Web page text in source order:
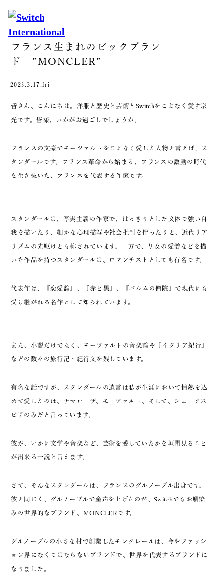
フランス生まれのビックブラン
ド ”MONCLER”
2023.3.17.fri
皆さん、こんにちは。洋服と歴史と芸術とSwitchをこよなく愛す宗
光です。皆様、いかがお過ごしでしょうか。
フランスの文豪でモーツァルトをこよなく愛した人物と言えば、ス
タンダールです。フランス革命から始まる、フランスの激動の時代
を生き抜いた、フランスを代表する作家です。
スタンダールは、写実主義の作家で、はっきりとした文体で強い自
我を描いたり、細かな心理描写や社会批判を伴ったりと、近代リア
リズムの先駆けとも称されています。一方で、男女の愛憎などを描
いた作品を持つスタンダールは、ロマンチストとしても有名です。
代表作は、『恋愛論』、『赤と黒』、『パルムの僧院』で現代にも
受け継がれる名作として知られています。
また、小説だけでなく、モーツァルトの音楽論や『イタリア紀行』
などの数々の旅行記・紀行文を残しています。
有名な話ですが、スタンダールの遺言は私が生涯において情熱を込
めて愛したのは、チマローザ、モーツァルト、そして、シェークス
ピアのみだと言っています。
彼が、いかに文学や音楽など、芸術を愛していたかを垣間見ること
が出来る一説と言えます。
さて、そんなスタンダールは、フランスのグルノーブル出身です。
彼と同じく、グルノーブルで産声を上げたのが、Switchでもお馴染
みの世界的なブランド、MONCLERです。
グルノーブルの小さな村で創業したモンクレールは、今やファッシ
ョン界になくてはならないブランドで、世界を代表するブランドに
なりました。